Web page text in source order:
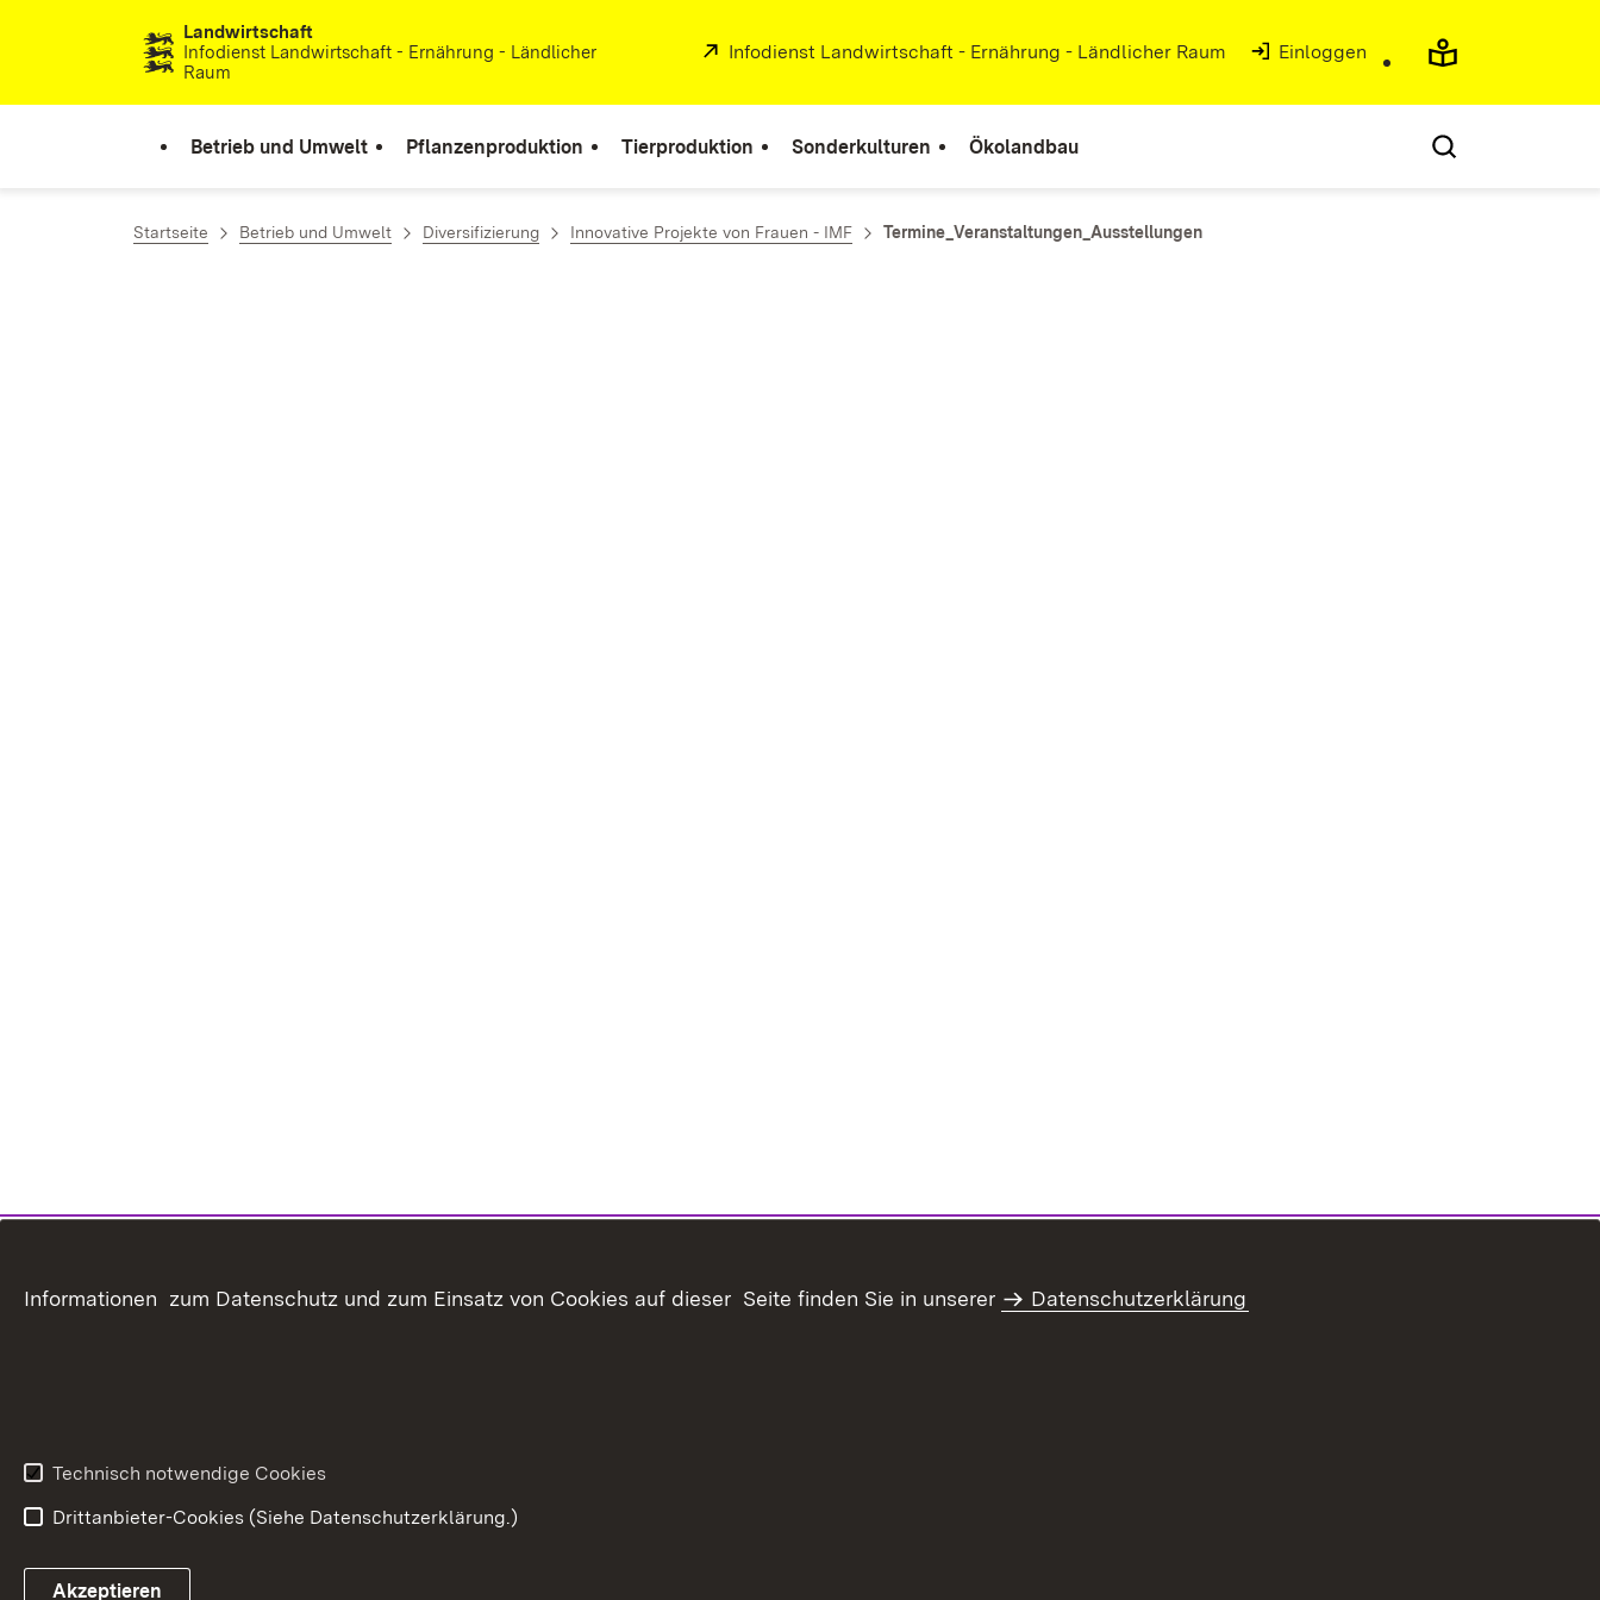
Zum Inhalt springen
Landwirtschaft
Infodienst Landwirtschaft - Ernährung - Ländlicher
Raum
Extern:
Infodienst Landwirtschaft - Ernährung - Ländlicher Raum (Öffnet in neuem Fenster)
Einloggen
Betrieb und Umwelt Pflanzenproduktion Tierproduktion Sonderkulturen Ökolandbau
Startseite Betrieb und Umwelt Diversifizierung Innovative Projekte von Frauen - IMF Termine_Veranstaltungen_Ausstellungen
Informationen zum Datenschutz und zum Einsatz von Cookies auf dieser Seite finden Sie in unserer Datenschutzerklärung
Technisch notwendige Cookies
Drittanbieter-Cookies (Siehe Datenschutzerklärung.)
Akzeptieren